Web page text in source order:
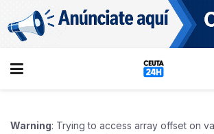
Warning: Trying to access array offset on